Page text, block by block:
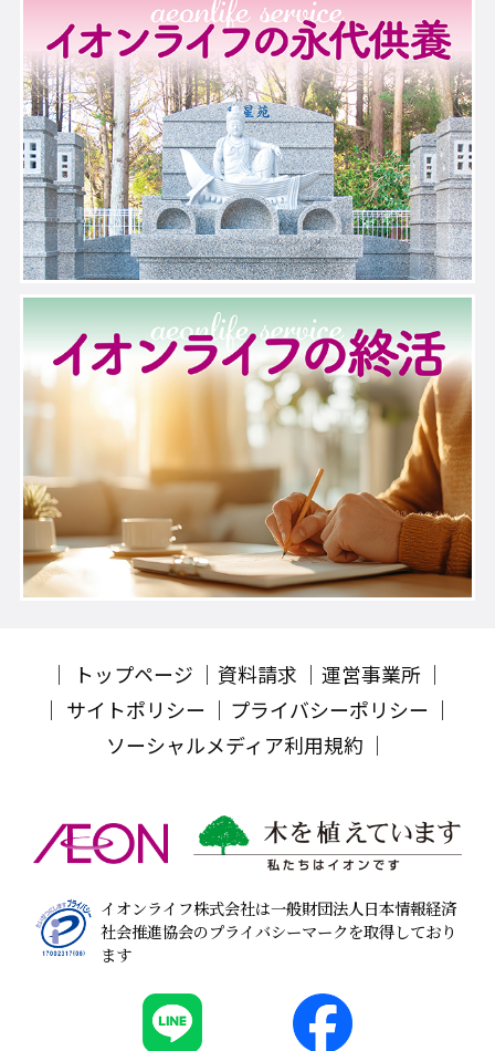
トップページ 資料請求
運営事業所
サイトポリシー
プライバシーポリシー
ソーシャルメディア利用規約
イオンライフ株式会社は一般財団法人日本情報経済
社会推進協会のプライバシーマークを取得しており
ます